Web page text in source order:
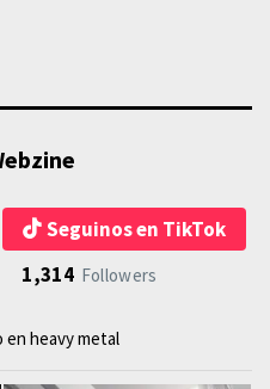
Seguinos en TikTok
1,314 Followers
en heavy metal